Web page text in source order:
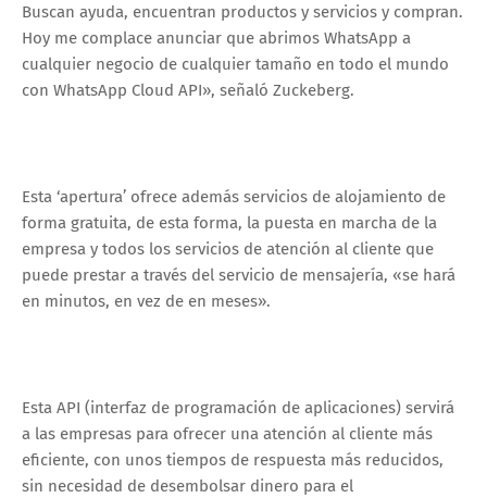
Buscan ayuda, encuentran productos y servicios y compran.
Hoy me complace anunciar que abrimos WhatsApp a
cualquier negocio de cualquier tamaño en todo el mundo
con WhatsApp Cloud API», señaló Zuckeberg.
Esta ‘apertura’ ofrece además servicios de alojamiento de
forma gratuita, de esta forma, la puesta en marcha de la
empresa y todos los servicios de atención al cliente que
puede prestar a través del servicio de mensajería, «se hará
en minutos, en vez de en meses».
Esta API (interfaz de programación de aplicaciones) servirá
a las empresas para ofrecer una atención al cliente más
eficiente, con unos tiempos de respuesta más reducidos,
sin necesidad de desembolsar dinero para el